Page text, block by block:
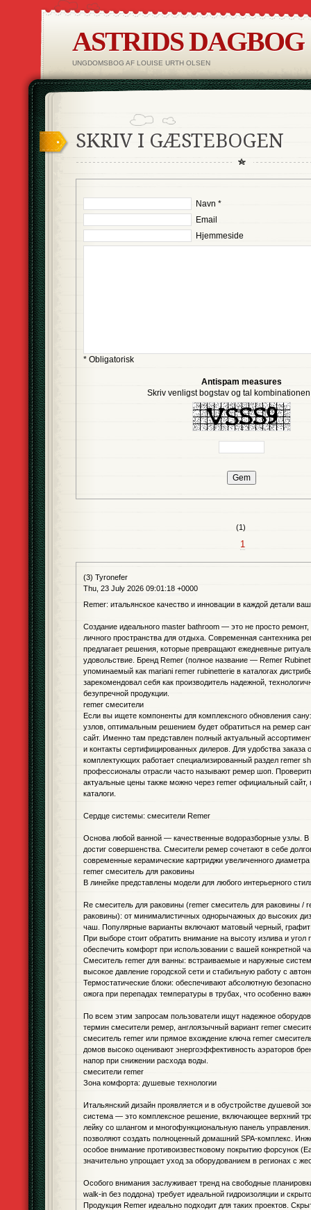
ASTRIDS DAGBOG
UNGDOMSBOG AF LOUISE URTH OLSEN
SKRIV I GÆSTEBOGEN
Navn *
Email
Hjemmeside
* Obligatorisk
Antispam measures
Skriv venligst bogstav og tal
(1)
1
(3) Tyronefer
Thu, 23 July 2026 09:01:18 +0000
Remer: итальянское качество и инновации в каждой детали
Создание идеального master bathroom — это не просто ремонт,
личного пространства для отдыха. Современная сантехника
предлагает решения, которые превращают ежедневные
удовольствие. Бренд Remer (полное название — Remer
упоминаемый как mariani remer rubinetterie в каталогах
зарекомендовал себя как производитель надежной,
безупречной продукции.
remer смесители
Если вы ищете компоненты для комплексного обновления
узлов, оптимальным решением будет обратиться на ремер
сайт. Именно там представлен полный актуальный
и контакты сертифицированных дилеров. Для удобства заказа
комплектующих работает специализированный раздел remer
профессионалы отрасли часто называют ремер шоп.
актуальные цены также можно через remer официальный сайт,
каталоги.
Сердце системы: смесители Remer
Основа любой ванной — качественные водоразборные узлы. В
достиг совершенства. Смесители ремер сочетают в себе
современные керамические картриджи увеличенного
remer смеситель для раковины
В линейке представлены модели для любого интерьерного
Re смеситель для раковины (remer смеситель для раковины /
раковины): от минималистичных однорычажных до высоких
чаш. Популярные варианты включают матовый черный, графит
При выборе стоит обратить внимание на высоту излива и угол
обеспечить комфорт при использовании с вашей конкретной
Смеситель remer для ванны: встраиваемые и наружные
высокое давление городской сети и стабильную работу с
Термостатические блоки: обеспечивают абсолютную
ожога при перепадах температуры в трубах, что особенно
По всем этим запросам пользователи ищут надежное
термин смесители ремер, англоязычный вариант remer
смеситель remer или прямое вхождение ключа remer
домов высоко оценивают энергоэффективность аэраторов
напор при снижении расхода воды.
смесители remer
Зона комфорта: душевые технологии
Итальянский дизайн проявляется и в обустройстве душевой
система — это комплексное решение, включающее верхний
лейку со шлангом и многофункциональную панель
позволяют создать полноценный домашний SPA-комплекс.
особое внимание противоизвестковому покрытию форсунок
значительно упрощает уход за оборудованием в регионах с
Особого внимания заслуживает тренд на свободные
walk-in без поддона) требует идеальной гидроизоляции и
Продукция Remer идеально подходит для таких проектов.